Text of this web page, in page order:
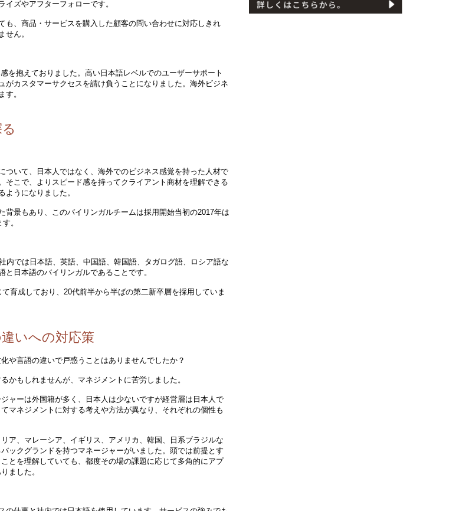
ズやアフターフォローです。
、商品・サービスを購入した顧客の問い合わせに対応しきれ
せん。
を抱えておりました。高い日本語レベルでのユーザーサポート
カスタマーサクセスを請け負うことになりました。海外ビジネ
す。
いて、日本人ではなく、海外でのビジネス感覚を持った人材で
こで、よりスピード感を持ってクライアント商材を理解できる
うになりました。
景もあり、このバイリンガルチームは採用開始当初の2017年は
。
では日本語、英語、中国語、韓国語、タガログ語、ロシア語な
日本語のバイリンガルであることです。
育成しており、20代前半から半ばの第二新卒層を採用していま
いへの対応策
や言語の違いで戸惑うことはありませんでしたか？
かもしれませんが、マネジメントに苦労しました。
ャーは外国籍が多く、日本人は少ないですが経営層は日本人で
マネジメントに対する考えや方法が異なり、それぞれの個性も
ア、マレーシア、イギリス、アメリカ、韓国、日系ブラジルな
ックグランドを持つマネージャーがいました。頭では前提とす
とを理解していても、都度その場の課題に応じて多角的にアプ
ました。